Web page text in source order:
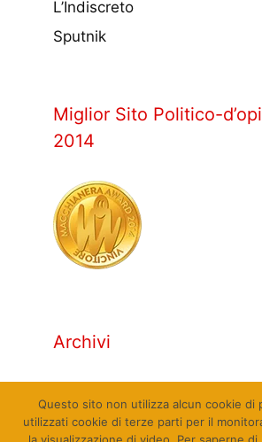
L’Indiscreto
Sputnik
Miglior Sito Politico-
2014
Archivi
Questo sito non utilizza alcun cookie di
utilizzati cookie di terze parti per il